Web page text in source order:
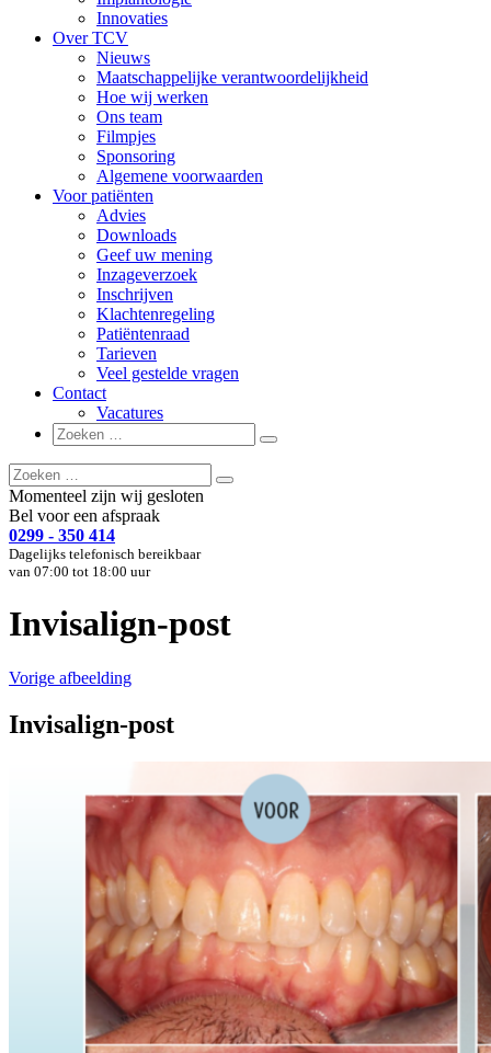
Innovaties
Over TCV
Nieuws
Maatschappelijke verantwoordelijkheid
Hoe wij werken
Ons team
Filmpjes
Sponsoring
Algemene voorwaarden
Voor patiënten
Advies
Downloads
Geef uw mening
Inzageverzoek
Inschrijven
Klachtenregeling
Patiëntenraad
Tarieven
Veel gestelde vragen
Contact
Vacatures
Zoeken
naar:
Zoeken
Zoeken
naar:
Zoeken
Momenteel zijn wij gesloten
Bel voor een afspraak
0299 - 350 414
Dagelijks telefonisch bereikbaar
van 07:00 tot 18:00 uur
Invisalign-post
Vorige afbeelding
Invisalign-post